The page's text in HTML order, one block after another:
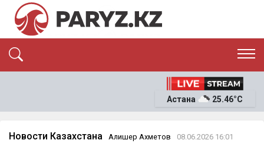
ЭКОНОМИКА
ОҚИҒА
Астана 25.46°C
Новости Казахстана Алишер Ахметов 08.06.2026 16:01